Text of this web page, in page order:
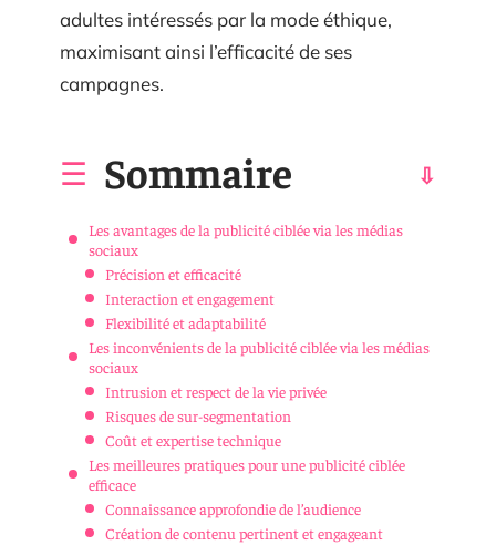
adultes intéressés par la mode éthique,
maximisant ainsi l’efficacité de ses
campagnes.
Sommaire
Les avantages de la publicité ciblée via les médias
sociaux
Précision et efficacité
Interaction et engagement
Flexibilité et adaptabilité
Les inconvénients de la publicité ciblée via les médias
sociaux
Intrusion et respect de la vie privée
Risques de sur-segmentation
Coût et expertise technique
Les meilleures pratiques pour une publicité ciblée
efficace
Connaissance approfondie de l’audience
Création de contenu pertinent et engageant